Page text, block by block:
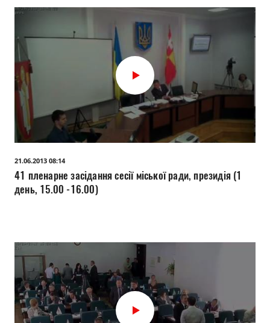
21.06.2013 08:14
41 пленарне засідання сесії міської ради, президія (1
день, 15.00 -16.00)